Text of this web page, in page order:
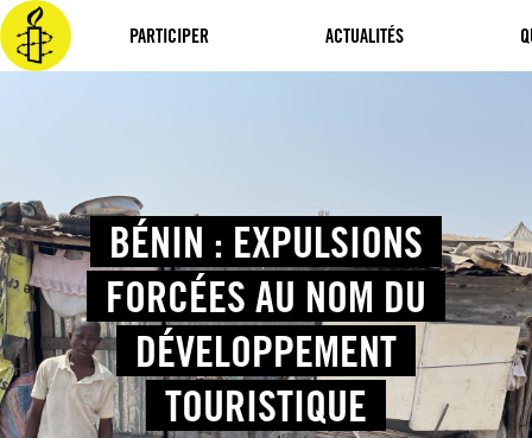
PARTICIPER ACTUALITÉS
Aller
au
contenu
BÉNIN : EXPULSIONS
FORCÉES AU NOM DU
DÉVELOPPEMENT
TOURISTIQUE